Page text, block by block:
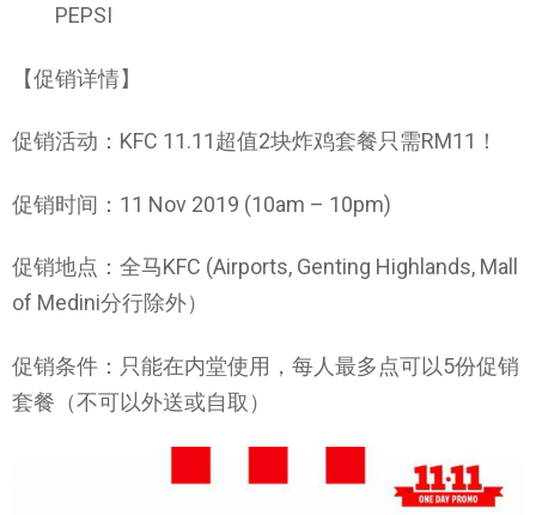
PEPSI
【促销详情】
促销活动：KFC 11.11超值2块炸鸡套餐只需RM11！
促销时间：11 Nov 2019 (10am – 10pm)
促销地点：全马KFC (Airports, Genting Highlands, Mall
of Medini分行除外）
促销条件：只能在内堂使用，每人最多点可以5份促销
套餐（不可以外送或自取）